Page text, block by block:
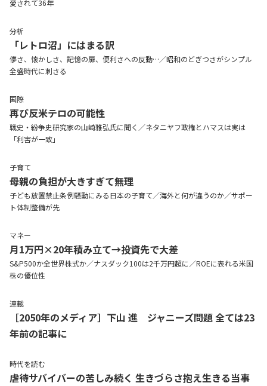
愛されて36年
分析
「レトロ沼」にはまる訳
儚さ、懐かしさ、記憶の扉、便利さへの反動…／昭和のどぎつさがシンプル
全盛時代に刺さる
国際
再び反米テロの可能性
戦史・紛争史研究家の山崎雅弘氏に聞く／ネタニヤフ政権とハマスは実は
「利害が一致」
子育て
母親の負担が大きすぎて無理
子ども放置禁止条例騒動にみる日本の子育て／海外と何が違うのか／サポー
ト体制整備が先
マネー
月1万円×20年積み立て→投資先で大差
S&P500か全世界株式か／ナスダック100は2千万円超に／ROEに表れる米国
株の優位性
連載
［2050年のメディア］下山 進 ジャニーズ問題 全ては23
年前の記事に
時代を読む
虐待サバイバーの苦しみ続く 生きづらさ抱え生きる当事